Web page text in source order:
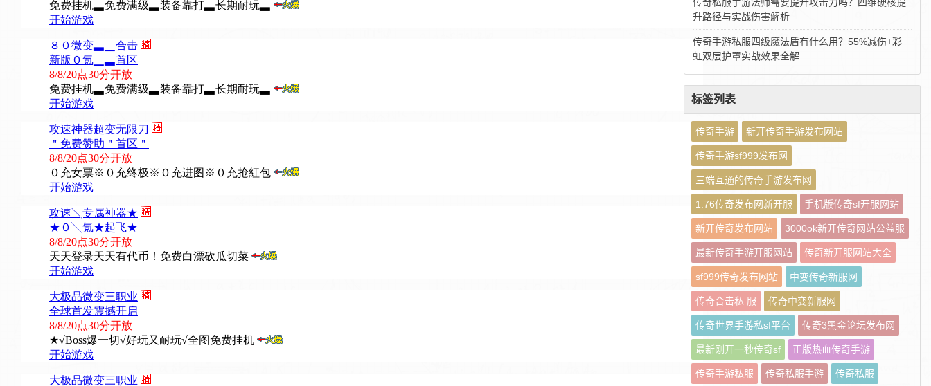
升路径与实战伤害解析
传奇手游私服四级魔法盾有什么用？55%减伤+彩
虹双层护罩实战效果全解
标签列表
传奇手游 新开传奇手游发布网站
传奇手游sf999发布网
三端互通的传奇手游发布网
1.76传奇发布网新开服 手机版传奇sf开服网站
新开传奇发布网站 3000ok新开传奇网站公益服
最新传奇手游开服网站 传奇新开服网站大全
sf999传奇发布网站 中变传奇新服网
传奇合击私 服 传奇中变新服网
传奇世界手游私sf平台 传奇3黑金论坛发布网
最新刚开一秒传奇sf 正版热血传奇手游
传奇手游私服 传奇私服手游 传奇私服